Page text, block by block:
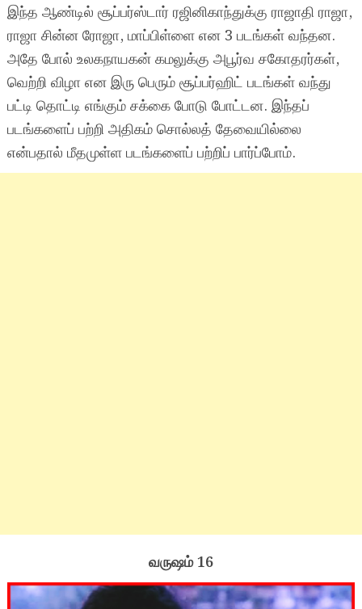
இந்த ஆண்டில் சூப்பர்ஸ்டார் ரஜினிகாந்துக்கு ராஜாதி ராஜா,
ராஜா சின்ன ரோஜா, மாப்பிள்ளை என 3 படங்கள் வந்தன.
அதே போல் உலகநாயகன் கமலுக்கு அபூர்வ சகோதரர்கள்,
வெற்றி விழா என இரு பெரும் சூப்பர்ஹிட் படங்கள் வந்து
பட்டி தொட்டி எங்கும் சக்கை போடு போட்டன. இந்தப்
படங்களைப் பற்றி அதிகம் சொல்லத் தேவையில்லை
என்பதால் மீதமுள்ள படங்களைப் பற்றிப் பார்ப்போம்.
வருஷம் 16